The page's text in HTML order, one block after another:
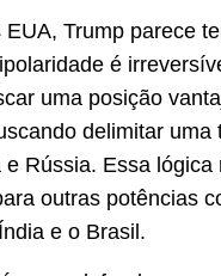
EUA, Trump parece
é
uma posição
delimitar uma
e Rússia. Essa lógica
outras potências
e o Brasil.